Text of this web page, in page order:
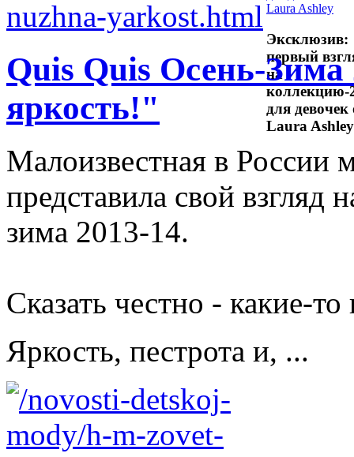
Эксклюзив:
первый
на
коллекцию-
для девочек
Laura Ashley
Quis Quis Осень-
яркость!"
Малоизвестная в России
представила свой взгляд
зима 2013-14.
Сказать честно - какие-
Яркость, пестрота и, ...